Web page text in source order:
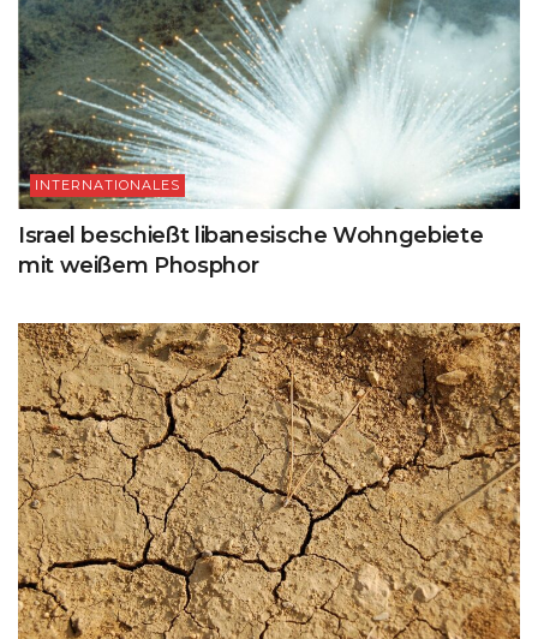
INTERNATIONALES
Israel beschießt libanesische Wohngebiete
mit weißem Phosphor